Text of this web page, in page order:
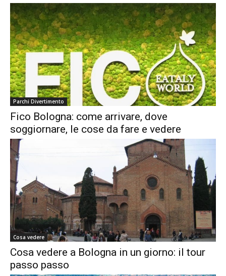
Parchi Divertimento
Fico Bologna: come arrivare, dove
soggiornare, le cose da fare e vedere
Cosa vedere
Cosa vedere a Bologna in un giorno: il tour
passo passo